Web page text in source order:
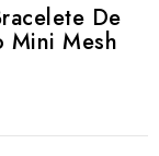
De
Mini Mesh